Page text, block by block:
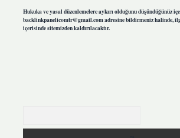
Hukuka ve yasal düzenlemelere aykırı olduğunu düşündüğünüz
backlinkpanelicomtr@gmail.comadresine bildirmeniz halinde,
içerisinde sitemizden kaldırılacaktır.